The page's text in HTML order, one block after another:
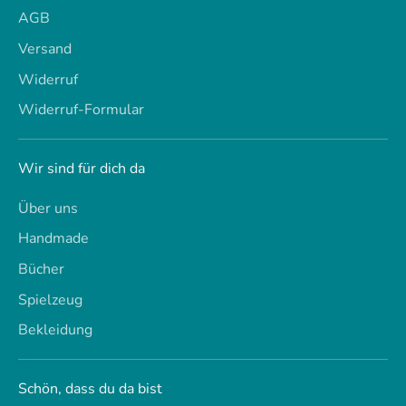
AGB
Versand
Widerruf
Widerruf-Formular
Wir sind für dich da
Über uns
Handmade
Bücher
Spielzeug
Bekleidung
Schön, dass du da bist